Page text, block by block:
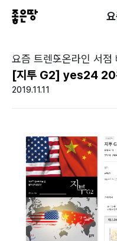
요즘 트렌드온라인 서점
[지투 G2] yes24 20
2019.11.11